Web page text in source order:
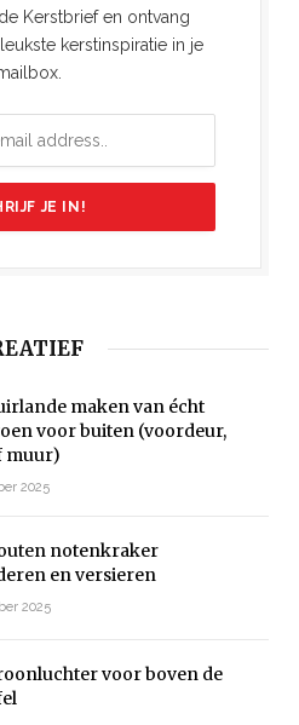
Kerstbrief en ontvang
kerstinspiratie in je
maken van écht
voor buiten (voordeur,
muur)
2025
notenkraker
en versieren
2025
voor boven de